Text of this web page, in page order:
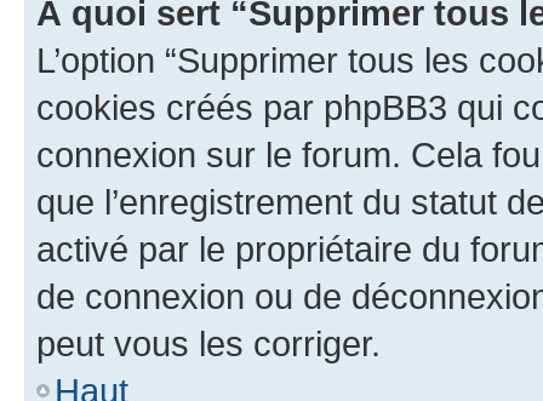
À quoi sert “Supprimer tous
L’option “Supprimer tous les
cookies créés par phpBB3 qui
connexion sur le forum. Cela
que l’enregistrement du statut
activé par le propriétaire du
de connexion ou de
peut vous les corriger.
Haut